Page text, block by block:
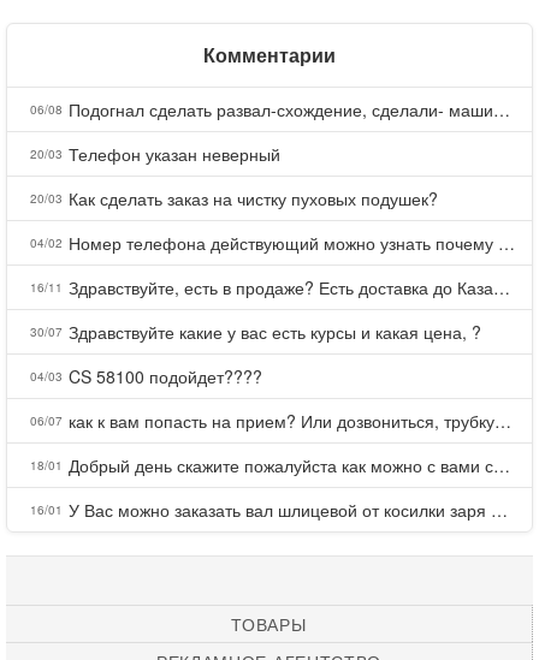
Комментарии
06/08 Подогнал сделать развал-схождение, сделали- машина уходит на право и колеса проверил все хорошо с атмосферами ужас как можно делать авто, не ужели не берегут свою репутацию, не советую.
20/03 Телефон указан неверный
20/03 Как сделать заказ на чистку пуховых подушек?
04/02 Номер телефона действующий можно узнать почему номер неправельный
16/11 Здравствуйте, есть в продаже? Есть доставка до Казани?
30/07 Здравствуйте какие у вас есть курсы и какая цена, ?
04/03 CS 58100 подойдет????
06/07 как к вам попасть на прием? Или дозвониться, трубку не берете.
18/01 Добрый день скажите пожалуйста как можно с вами связаться . Телефон не отвечает .Заказала кухню в тц Хороший есть претензии а менеджер контактов не дает .Что делать?
16/01 У Вас можно заказать вал шлицевой от косилки заря для мтз, который соединяет мотоблок с косилкой.?
ТОВАРЫ